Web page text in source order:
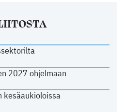
2027 ohjelmaan
kesäaukioloissa